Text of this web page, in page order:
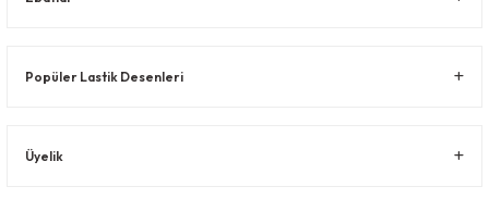
Popüler Lastik Desenleri
Üyelik